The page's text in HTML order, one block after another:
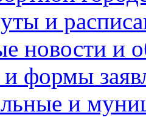
и
новости и
формы
и